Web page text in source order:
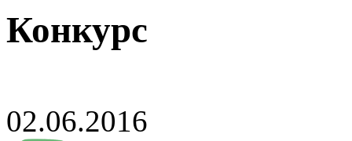
Конкурс
02.06.2016